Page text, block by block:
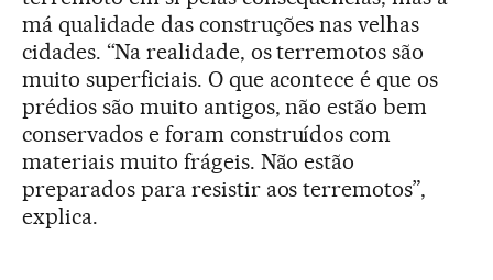
má qualidade das construções nas velhas
cidades. “Na realidade, os terremotos são
muito superficiais. O que acontece é que os
prédios são muito antigos, não estão bem
conservados e foram construídos com
materiais muito frágeis. Não estão
preparados para resistir aos terremotos”,
explica.